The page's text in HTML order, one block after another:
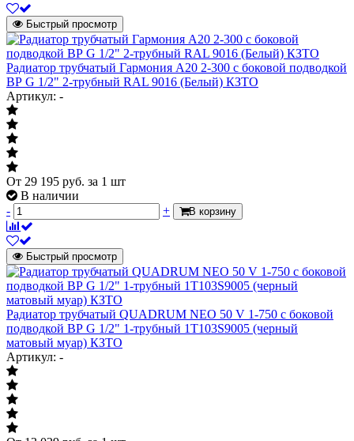
Цвет
серый) матовый
Давление рабочее
10 бар
Испытательное давление
25 бар
Межосевое расстояние (нижние
подключение)
Высота радиатора
Глубина радиатора
Масса нетто
Страна происхождения
Россия
Комплект поставки
- 2 шт., кран
Маевского,
термостатический,
упаковка) - 1 шт.,
Количество секций
Номинальный тепловой поток при
dT=70 oC 95/85/20 oC
Номинальный тепловой поток при
dT=70 oC 95/85/20 oC
Быстрый просмотр
Радиатор трубчатый Гармония А20 2-300 с боковой подводкой
ВР G 1/2" 2-трубный RAL 9016 (Белый) КЗТО
Артикул: -
От 29 195 руб. за 1 шт
В наличии
-
+ В корзину
Быстрый просмотр
Радиатор трубчатый QUADRUM NEO 50 V 1-750 с боковой
подводкой ВР G 1/2" 1-трубный 1T103S9005 (черный
матовый муар) КЗТО
Артикул: -